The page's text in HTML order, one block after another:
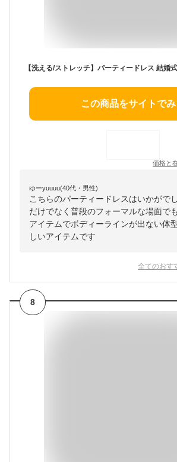
この商品をサイトでみ
価格と
ゆーyuuuu(40代・男性)
こちらのパーティードレスはいかがで
だけでなく普段のフォーマルな場面で
アイテムでボディーラインが出ない体
しいアイテムです
全てのおす
8